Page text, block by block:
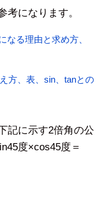
考になります。
なる理由と求め方、
方、表、sin、tanとの
記に示す2倍角の公
度×cos45度＝